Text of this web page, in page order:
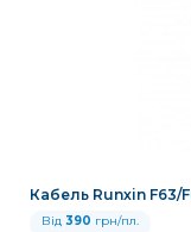
Кабель Runxin
Від 390 грн/пл.